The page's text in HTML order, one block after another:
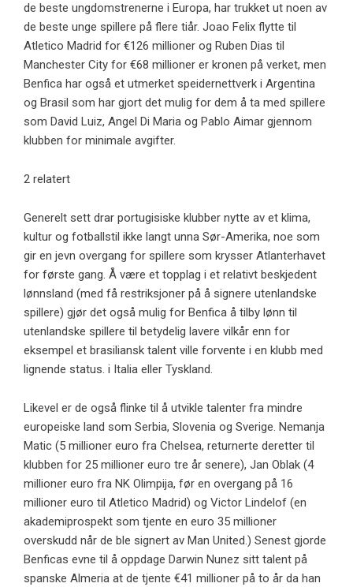
de beste ungdomstrenerne i Europa, har trukket ut noen av
de beste unge spillere på flere tiår. Joao Felix flytte til
Atletico Madrid for €126 millioner og Ruben Dias til
Manchester City for €68 millioner er kronen på verket, men
Benfica har også et utmerket speidernettverk i Argentina
og Brasil som har gjort det mulig for dem å ta med spillere
som David Luiz, Angel Di Maria og Pablo Aimar gjennom
klubben for minimale avgifter.
2 relatert
Generelt sett drar portugisiske klubber nytte av et klima,
kultur og fotballstil ikke langt unna Sør-Amerika, noe som
gir en jevn overgang for spillere som krysser Atlanterhavet
for første gang. Å være et topplag i et relativt beskjedent
lønnsland (med få restriksjoner på å signere utenlandske
spillere) gjør det også mulig for Benfica å tilby lønn til
utenlandske spillere til betydelig lavere vilkår enn for
eksempel et brasiliansk talent ville forvente i en klubb med
lignende status. i Italia eller Tyskland.
Likevel er de også flinke til å utvikle talenter fra mindre
europeiske land som Serbia, Slovenia og Sverige. Nemanja
Matic (5 millioner euro fra Chelsea, returnerte deretter til
klubben for 25 millioner euro tre år senere), Jan Oblak (4
millioner euro fra NK Olimpija, før en overgang på 16
millioner euro til Atletico Madrid) og Victor Lindelof (en
akademiprospekt som tjente en euro 35 millioner
overskudd når de ble signert av Man United.) Senest gjorde
Benficas evne til å oppdage Darwin Nunez sitt talent på
spanske Almeria at de tjente €41 millioner på to år da han